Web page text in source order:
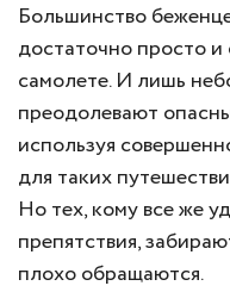
Большинство
достаточно просто
самолете. И лишь
преодолевают
используя
для таких
Но тех, кому все же
препятствия,
плохо обращаются.